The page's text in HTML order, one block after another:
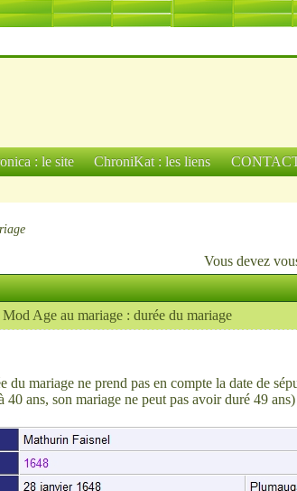
: le site ChroniKat : les liens
Vous devez
Mod Age au mariage : durée du mariage
du mariage ne prend pas en compte la date de
40 ans, son mariage ne peut pas avoir duré 49 ans)